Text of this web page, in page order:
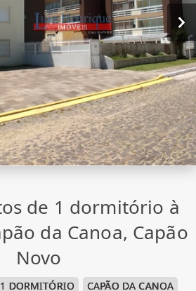
de 1 dormitório à
da Canoa, Capão
Novo
DORMITÓRIO CAPÃO DA CANOA